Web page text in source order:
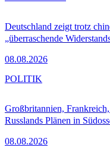
Deutschland zeigt trotz
„überraschende
08.08.2026
Großbritannien,
Russlands Plänen in
08.08.2026
POLITIK